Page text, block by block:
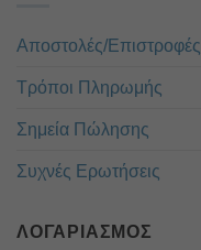
Αποστολές/Επιστροφές
Τρόποι Πληρωμής
Σημεία Πώλησης
Συχνές Ερωτήσεις
ΛΟΓΑΡΙΑΣΜΌΣ